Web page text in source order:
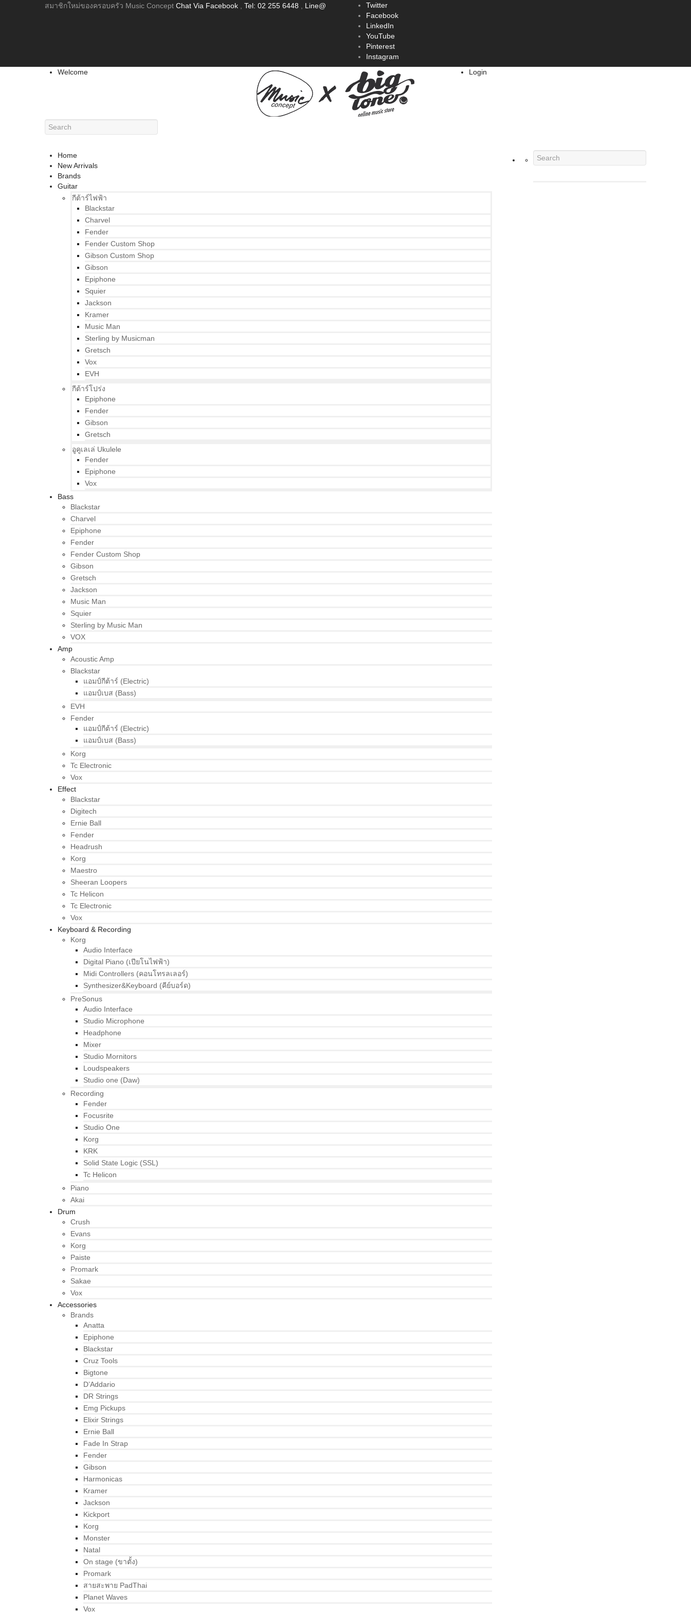
สมาชิกใหม่ของครอบครัว Music Concept Chat Via Facebook Tel: 02 255 6448 Line@
Twitter
Facebook
LinkedIn
YouTube
Pinterest
Instagram
Welcome
Login
Home
New Arrivals
Brands
Guitar
กีต้าร์ไฟฟ้า
Blackstar
Charvel
Fender
Fender Custom Shop
Gibson Custom Shop
Gibson
Epiphone
Squier
Jackson
Kramer
Music Man
Sterling by Musicman
Gretsch
Vox
EVH
กีต้าร์โปร่ง
Epiphone
Fender
Gibson
Gretsch
อูคูเลเล่ Ukulele
Fender
Epiphone
Vox
Bass
Blackstar
Charvel
Epiphone
Fender
Fender Custom Shop
Gibson
Gretsch
Jackson
Music Man
Squier
Sterling by Music Man
VOX
Amp
Acoustic Amp
Blackstar
แอมป์กีต้าร์ (Electric)
แอมป์เบส (Bass)
EVH
Fender
แอมป์กีต้าร์ (Electric)
แอมป์เบส (Bass)
Korg
Tc Electronic
Vox
Effect
Blackstar
Digitech
Ernie Ball
Fender
Headrush
Korg
Maestro
Sheeran Loopers
Tc Helicon
Tc Electronic
Vox
Keyboard & Recording
Korg
Audio Interface
Digital Piano (เปียโนไฟฟ้า)
Midi Controllers (คอนโทรลเลอร์)
Synthesizer&Keyboard (คีย์บอร์ด)
PreSonus
Audio Interface
Studio Microphone
Headphone
Mixer
Studio Mornitors
Loudspeakers
Studio one (Daw)
Recording
Fender
Focusrite
Studio One
Korg
KRK
Solid State Logic (SSL)
Tc Helicon
Piano
Akai
Drum
Crush
Evans
Korg
Paiste
Promark
Sakae
Vox
Accessories
Brands
Anatta
Epiphone
Blackstar
Cruz Tools
Bigtone
D’Addario
DR Strings
Emg Pickups
Elixir Strings
Ernie Ball
Fade In Strap
Fender
Gibson
Harmonicas
Kramer
Jackson
Kickport
Korg
Monster
Natal
On stage (ขาตั้ง)
Promark
สายสะพาย PadThai
Planet Waves
Vox